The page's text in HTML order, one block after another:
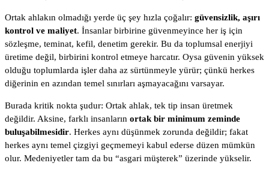
Ortak ahlakın olmadığı yerde üç şey hızla çoğalır: güvensizlik, aşırı
kontrol ve maliyet. İnsanlar birbirine güvenmeyince her iş için
sözleşme, teminat, kefil, denetim gerekir. Bu da toplumsal enerjiyi
üretime değil, birbirini kontrol etmeye harcatır. Oysa güvenin yüksek
olduğu toplumlarda işler daha az sürtünmeyle yürür; çünkü herkes
diğerinin en azından temel sınırları aşmayacağını varsayar.
Burada kritik nokta şudur: Ortak ahlak, tek tip insan üretmek
değildir. Aksine, farklı insanların ortak bir minimum zeminde
buluşabilmesidir. Herkes aynı düşünmek zorunda değildir; fakat
herkes aynı temel çizgiyi geçmemeyi kabul ederse düzen mümkün
olur. Medeniyetler tam da bu “asgari müşterek” üzerinde yükselir.